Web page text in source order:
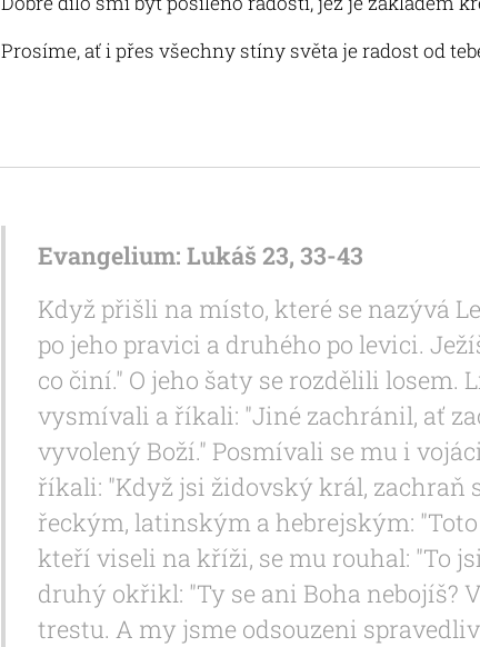
Prosíme, ať i přes všechny stíny světa je radost od
Evangelium: Lukáš 23, 33-43
Když přišli na místo, které se nazývá
po jeho pravici a druhého po levici.
co činí." O jeho šaty se rozdělili losem.
vysmívali a říkali: "Jiné zachránil, ať
vyvolený Boží." Posmívali se mu i
říkali: "Když jsi židovský král, zachraň
řeckým, latinským a hebrejským:
kteří viseli na kříži, se mu rouhal: "To
druhý okřikl: "Ty se ani Boha nebojíš?
trestu. A my jsme odsouzeni